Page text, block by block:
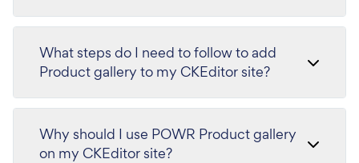
What steps do I need to follow to add
Product gallery to my CKEditor site?
Why should I use POWR Product gallery
on my CKEditor site?